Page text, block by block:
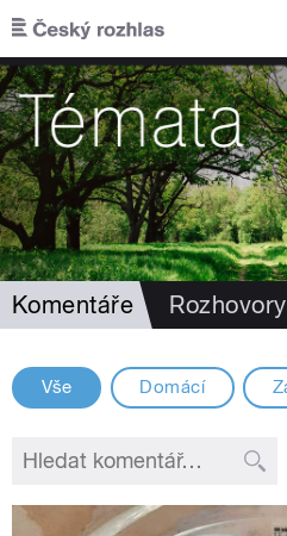
Přejít k hlavnímu obsahu
Komentáře Rozhovory
Vše Domácí